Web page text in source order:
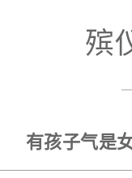
殡
有孩子气是